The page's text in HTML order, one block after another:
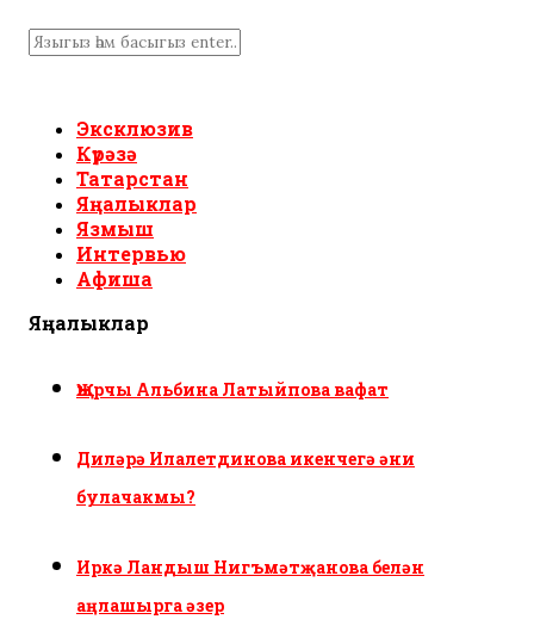
Эксклюзив
Күрәзә
Татарстан
Яңалыклар
Язмыш
Интервью
Афиша
Яңалыклар
Җырчы Альбина Латыйпова вафат
Диләрә Илалетдинова икенчегә әни
булачакмы?
Иркә Ландыш Нигъмәтҗанова белән
аңлашырга әзер